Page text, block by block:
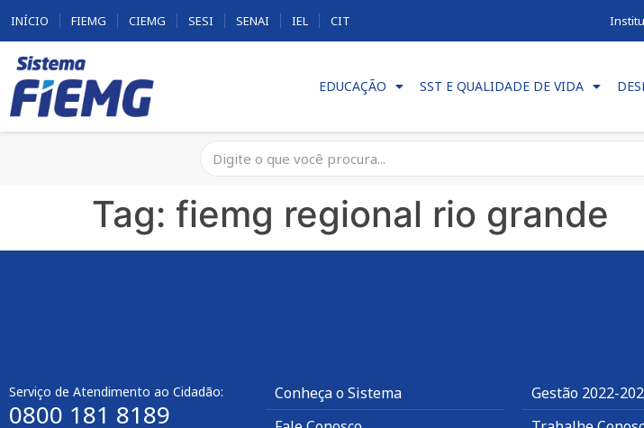
INÍCIO FIEMG CIEMG SESI SENAI IEL CIT
EDUCAÇÃO SST E QUALIDADE DE VIDA
Tag: fiemg regional rio grande
Serviço de Atendimento ao Cidadão:
0800 181 8189
Conheça o Sistema
Gestão 2022-